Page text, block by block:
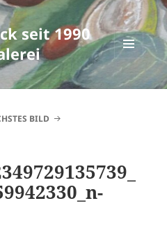
seit 1990
MENÜ
UND
WIDGETS
BILD